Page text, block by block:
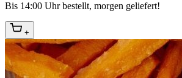
Bis 14:00 Uhr bestellt, morgen geliefert!
+